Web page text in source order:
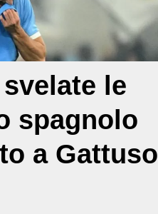
le
spagnolo
a Gattuso